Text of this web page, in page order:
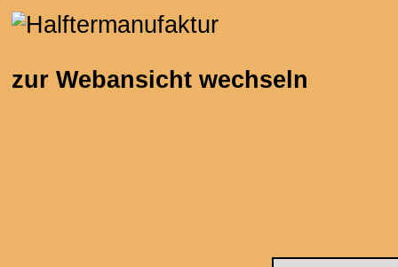
zur Webansicht wechseln